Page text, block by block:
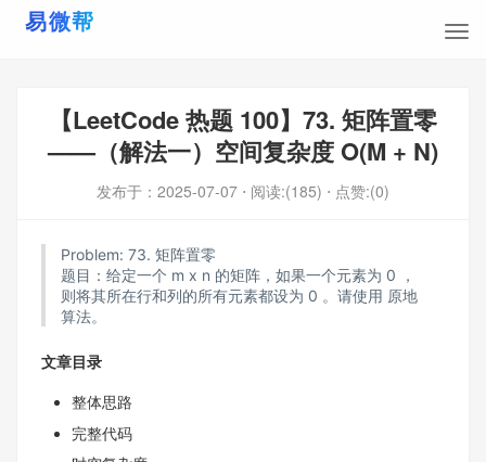
【LeetCode 热题 100】73. 矩阵置零
——（解法一）空间复杂度 O(M + N)
发布于： 2025-07-07 ⋅ 阅读:(185) ⋅ 点赞:(0)
Problem: 73. 矩阵置零
题目：给定一个 m x n 的矩阵，如果一个元素为 0 ，
则将其所在行和列的所有元素都设为 0 。请使用 原地
算法。
文章目录
整体思路
完整代码